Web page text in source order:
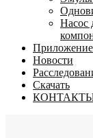
Насос
Приложение
Новости
Скачать